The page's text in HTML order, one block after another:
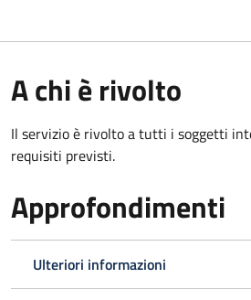
A chi è rivolto
Il servizio è rivolto a tutti i soggetti
requisiti previsti.
Approfondimenti
Ulteriori informazioni